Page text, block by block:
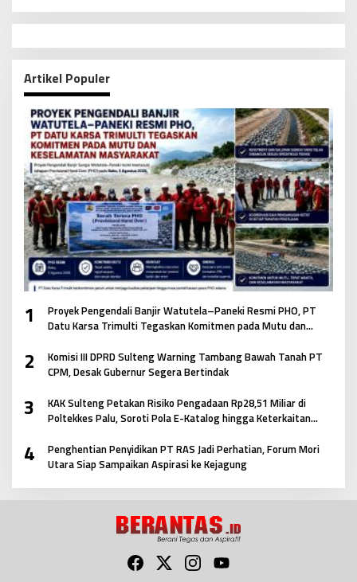
Artikel Populer
1
Proyek Pengendali Banjir Watutela–Paneki Resmi PHO, PT
Datu Karsa Trimulti Tegaskan Komitmen pada Mutu dan
2
Komisi III DPRD Sulteng Warning Tambang Bawah Tanah PT
CPM, Desak Gubernur Segera Bertindak
3
KAK Sulteng Petakan Risiko Pengadaan Rp28,51 Miliar di
Poltekkes Palu, Soroti Pola E-Katalog hingga Keterkaitan
4
Penghentian Penyidikan PT RAS Jadi Perhatian, Forum Mori
Utara Siap Sampaikan Aspirasi ke Kejagung